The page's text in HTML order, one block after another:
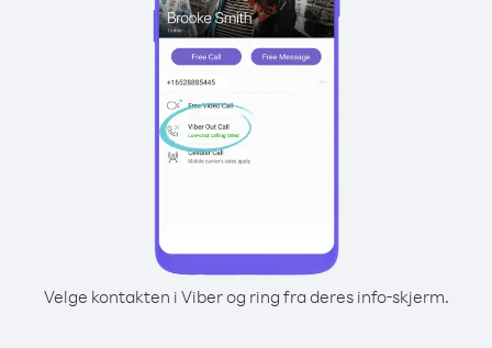
Velge kontakten i Viber og ring fra deres info-skjerm.